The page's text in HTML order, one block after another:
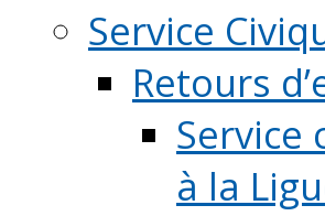
Service
Retours
Service
à la